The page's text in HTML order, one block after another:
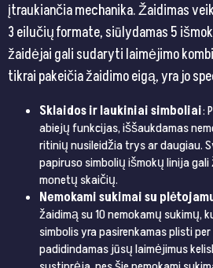
įtraukiančia mechanika. Žaidimas
3 eilučių formate, siūlydamas 5
žaidėjai gali sudaryti laimėjimo
tikrai pakeičia žaidimo eigą, yra jo
Sklaidos ir laukiniai simboliai:
abiejų funkcijas, iššaukdamas
ritinių nusileidžia trys ar daugiau.
papiruso simbolių išmokų linija
monetų skaičių.
Nemokami sukimai su
žaidimą su 10 nemokamų sukimų,
simbolis yra pasirenkamas plisti
padidindamas jūsų laimėjimus